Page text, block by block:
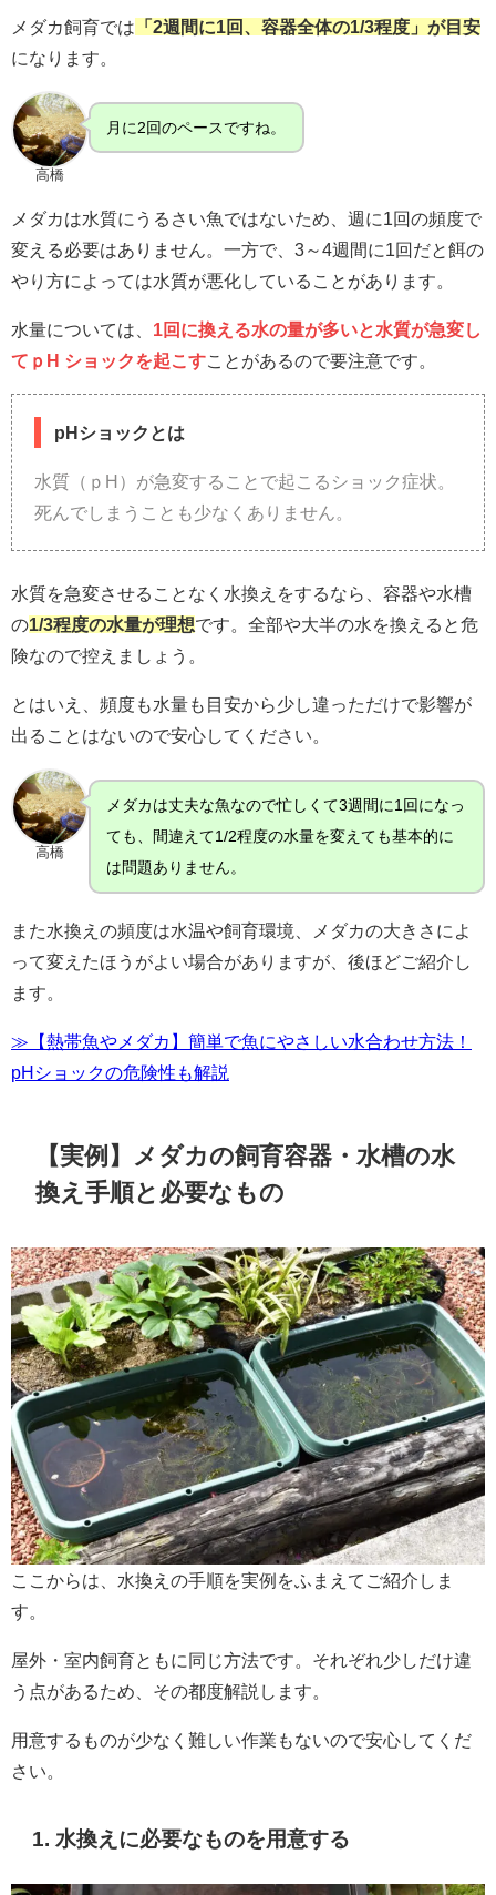
メダカ飼育では 「2週間に1回、容器全体の1/3程度」が目安
になります。
高橋
月に2回のペースですね。
メダカは水質にうるさい魚ではないため、週に1回の頻度で
変える必要はありません。一方で、3～4週間に1回だと餌の
やり方によっては水質が悪化していることがあります。
水量については、 1回に換える水の量が多いと水質が急変し
てｐH ショックを起こす ことがあるので要注意です。
pHショックとは
水質（ｐH）が急変することで起こるショック症状。
死んでしまうことも少なくありません。
水質を急変させることなく水換えをするなら、容器や水槽
の1/3程度の水量が理想です。全部や大半の水を換えると危
険なので控えましょう。
とはいえ、頻度も水量も目安から少し違っただけで影響が
出ることはないので安心してください。
高橋
メダカは丈夫な魚なので忙しくて3週間に1回になっ
ても、間違えて1/2程度の水量を変えても基本的に
は問題ありません。
また水換えの頻度は水温や飼育環境、メダカの大きさによ
って変えたほうがよい場合がありますが、後ほどご紹介し
ます。
≫【熱帯魚やメダカ】簡単で魚にやさしい水合わせ方法！
pHショックの危険性も解説
【実例】メダカの飼育容器・水槽の水
換え手順と必要なもの
ここからは、水換えの手順を実例をふまえてご紹介しま
す。
屋外・室内飼育ともに同じ方法です。それぞれ少しだけ違
う点があるため、その都度解説します。
用意するものが少なく難しい作業もないので安心してくだ
さい。
1. 水換えに必要なものを用意する